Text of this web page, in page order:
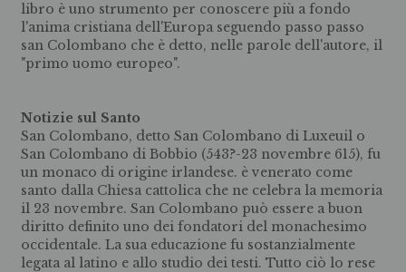
libro è uno strumento per conoscere più a fondo
l'anima cristiana dell'Europa seguendo passo passo
san Colombano che è detto, nelle parole dell'autore, il
"primo uomo europeo".
Notizie sul Santo
San Colombano, detto San Colombano di Luxeuil o
San Colombano di Bobbio (543?-23 novembre 615), fu
un monaco di origine irlandese. è venerato come
santo dalla Chiesa cattolica che ne celebra la memoria
il 23 novembre. San Colombano può essere a buon
diritto definito uno dei fondatori del monachesimo
occidentale. La sua educazione fu sostanzialmente
legata al latino e allo studio dei testi. Tutto ciò lo rese